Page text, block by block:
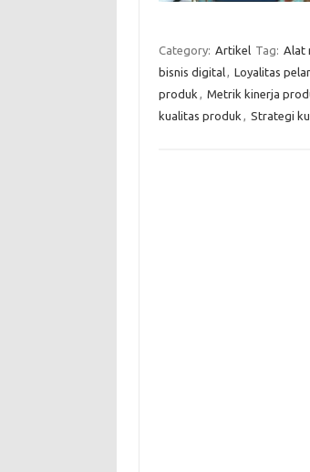
Category: Artikel Tag: Alat
bisnis digital, Loyalitas
produk , Metrik kinerja
kualitas produk , Strategi